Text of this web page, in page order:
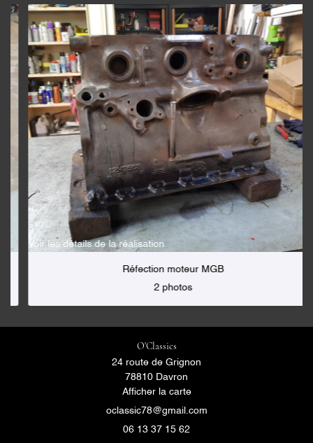
ACCUEIL
SERVICES
RÉALISATIONS
VÉHICULES
AVIS
CONTACT
06 13 37 15
Rejoignez-nous
Inscription
Voir les détails de la réalisation
Réfection moteur MGB
2 photos
O'Classics
24 route de Grignon
78810 Davron
Afficher la carte
06 13 37 15 62